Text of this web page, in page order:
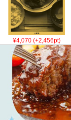
¥4,070 (+2,456pt)